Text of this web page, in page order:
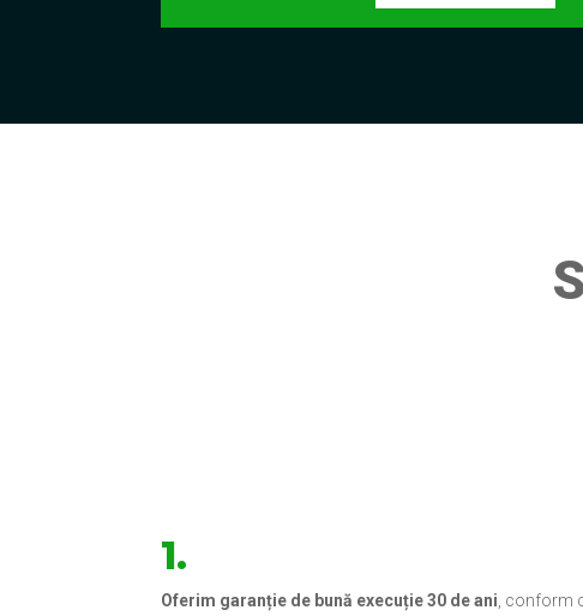
1.
Oferim garanție de bună execuție 30 de ani , conform